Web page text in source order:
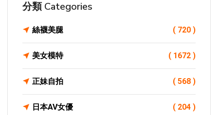
分類 Categories
絲襪美腿 ( 720 )
美女模特 ( 1672 )
正妹自拍 ( 568 )
日本AV女優 ( 204 )